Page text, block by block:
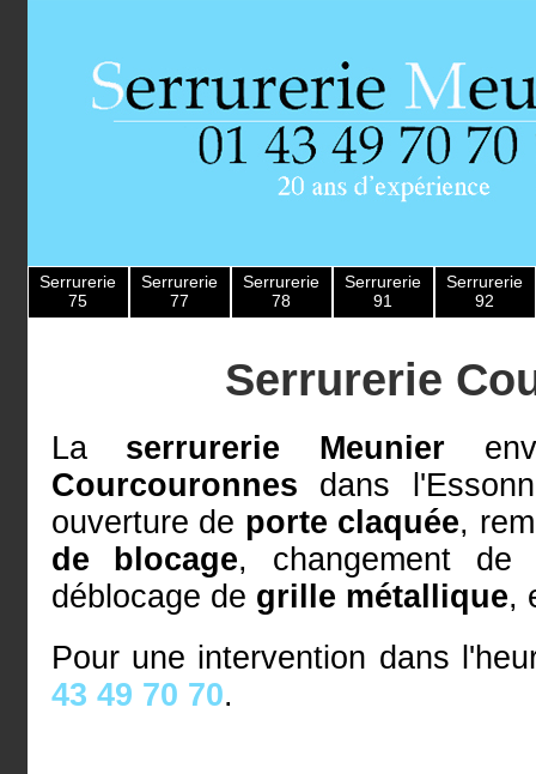
Serrurerie
75
Serrurerie
77
Serrurerie
78
Serrurerie
91
Serrurerie
92
Serrurerie
La serrurerie Meunier
Courcouronnes dans
ouverture de porte claquée,
de blocage, changement de
déblocage de grille métallique,
Pour une intervention dans
43 49 70 70.